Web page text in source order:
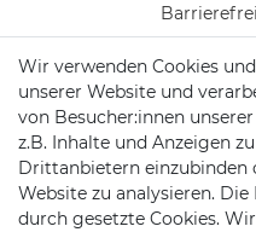
Wir verwenden Cookies
unserer Website und
von Besucher:innen
z.B. Inhalte und Anzeigen
Drittanbietern einzubinden
Website zu analysieren.
durch gesetzte Cookies.